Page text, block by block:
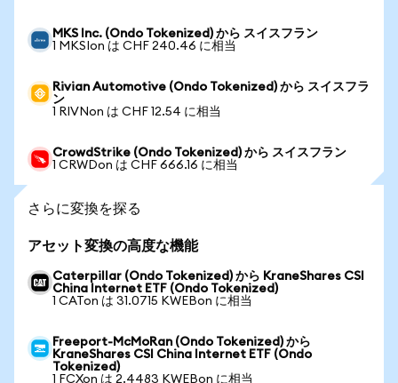
MKS Inc. (Ondo Tokenized) から スイスフラン
1 MKSIon は CHF 240.46 に相当
Rivian Automotive (Ondo Tokenized) から スイスフラ
ン
1 RIVNon は CHF 12.54 に相当
CrowdStrike (Ondo Tokenized) から スイスフラン
1 CRWDon は CHF 666.16 に相当
さらに変換を探る
アセット変換の高度な機能
Caterpillar (Ondo Tokenized) から KraneShares CSI
China Internet ETF (Ondo Tokenized)
1 CATon は 31.0715 KWEBon に相当
Freeport-McMoRan (Ondo Tokenized) から
KraneShares CSI China Internet ETF (Ondo
Tokenized)
1 FCXon は 2.4483 KWEBon に相当